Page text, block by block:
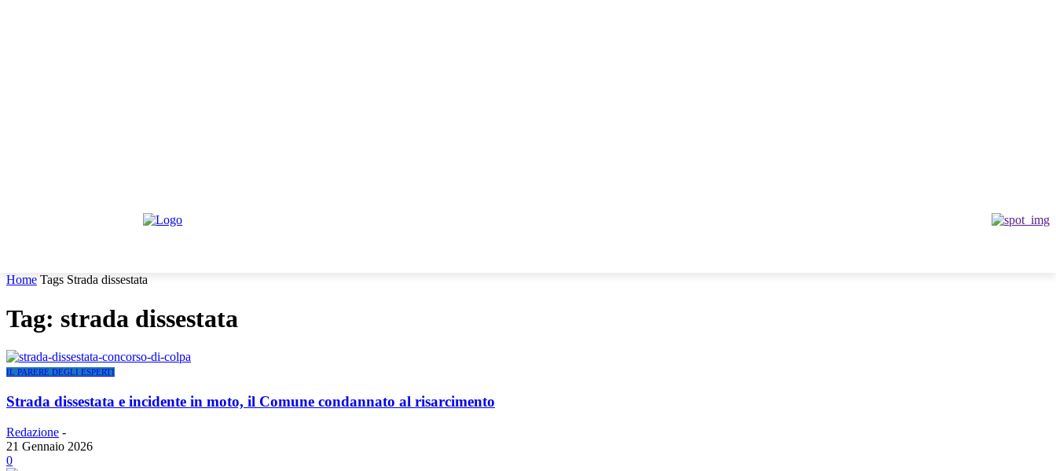
Home Tags Strada dissestata
Tag: strada dissestata
IL PARERE DEGLI ESPERTI
Strada dissestata e incidente in moto, il Comune condannato al risarcimento
Redazione -
21 Gennaio 2026
0